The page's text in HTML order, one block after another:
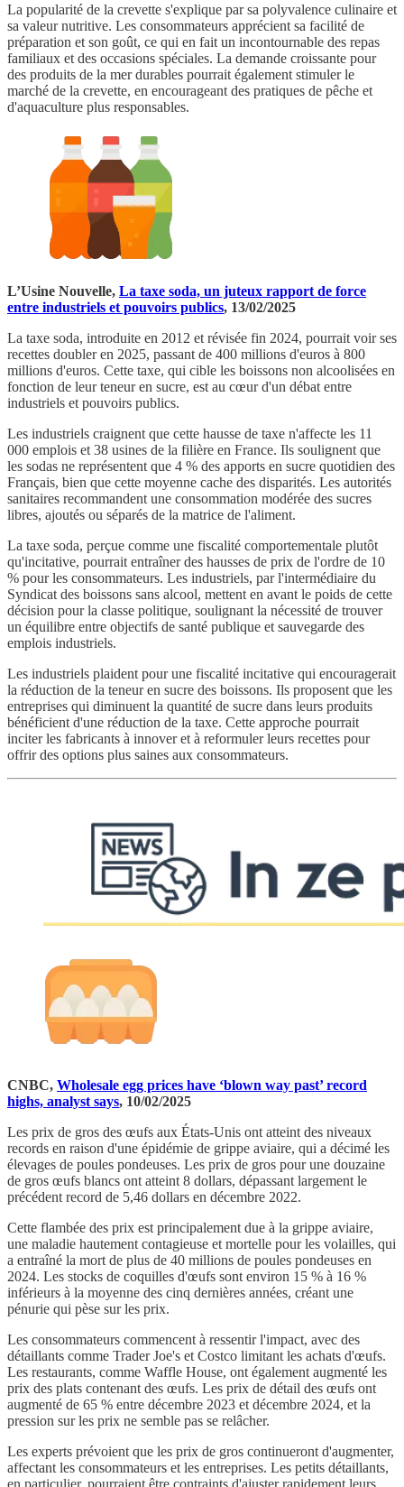
La popularité de la crevette s'explique par sa polyvalence culinaire et
sa valeur nutritive. Les consommateurs apprécient sa facilité de
préparation et son goût, ce qui en fait un incontournable des repas
familiaux et des occasions spéciales. La demande croissante pour
des produits de la mer durables pourrait également stimuler le
marché de la crevette, en encourageant des pratiques de pêche et
d'aquaculture plus responsables.
L’Usine Nouvelle, La taxe soda, un juteux rapport de force
entre industriels et pouvoirs publics, 13/02/2025
La taxe soda, introduite en 2012 et révisée fin 2024, pourrait voir ses
recettes doubler en 2025, passant de 400 millions d'euros à 800
millions d'euros. Cette taxe, qui cible les boissons non alcoolisées en
fonction de leur teneur en sucre, est au cœur d'un débat entre
industriels et pouvoirs publics.
Les industriels craignent que cette hausse de taxe n'affecte les 11
000 emplois et 38 usines de la filière en France. Ils soulignent que
les sodas ne représentent que 4 % des apports en sucre quotidien des
Français, bien que cette moyenne cache des disparités. Les autorités
sanitaires recommandent une consommation modérée des sucres
libres, ajoutés ou séparés de la matrice de l'aliment.
La taxe soda, perçue comme une fiscalité comportementale plutôt
qu'incitative, pourrait entraîner des hausses de prix de l'ordre de 10
% pour les consommateurs. Les industriels, par l'intermédiaire du
Syndicat des boissons sans alcool, mettent en avant le poids de cette
décision pour la classe politique, soulignant la nécessité de trouver
un équilibre entre objectifs de santé publique et sauvegarde des
emplois industriels.
Les industriels plaident pour une fiscalité incitative qui encouragerait
la réduction de la teneur en sucre des boissons. Ils proposent que les
entreprises qui diminuent la quantité de sucre dans leurs produits
bénéficient d'une réduction de la taxe. Cette approche pourrait
inciter les fabricants à innover et à reformuler leurs recettes pour
offrir des options plus saines aux consommateurs.
CNBC, Wholesale egg prices have ‘blown way past’ record
highs, analyst says, 10/02/2025
Les prix de gros des œufs aux États-Unis ont atteint des niveaux
records en raison d'une épidémie de grippe aviaire, qui a décimé les
élevages de poules pondeuses. Les prix de gros pour une douzaine
de gros œufs blancs ont atteint 8 dollars, dépassant largement le
précédent record de 5,46 dollars en décembre 2022.
Cette flambée des prix est principalement due à la grippe aviaire,
une maladie hautement contagieuse et mortelle pour les volailles, qui
a entraîné la mort de plus de 40 millions de poules pondeuses en
2024. Les stocks de coquilles d'œufs sont environ 15 % à 16 %
inférieurs à la moyenne des cinq dernières années, créant une
pénurie qui pèse sur les prix.
Les consommateurs commencent à ressentir l'impact, avec des
détaillants comme Trader Joe's et Costco limitant les achats d'œufs.
Les restaurants, comme Waffle House, ont également augmenté les
prix des plats contenant des œufs. Les prix de détail des œufs ont
augmenté de 65 % entre décembre 2023 et décembre 2024, et la
pression sur les prix ne semble pas se relâcher.
Les experts prévoient que les prix de gros continueront d'augmenter,
affectant les consommateurs et les entreprises. Les petits détaillants,
en particulier, pourraient être contraints d'ajuster rapidement leurs